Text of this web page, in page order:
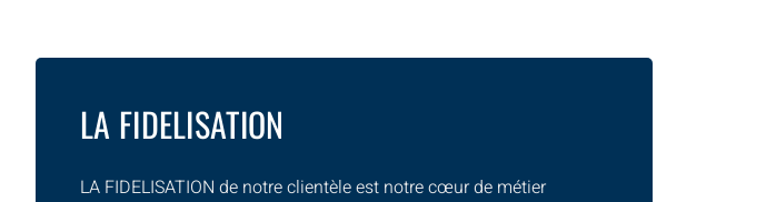
LA FIDELISATION
LA FIDELISATION de notre clientèle est notre cœur de métier